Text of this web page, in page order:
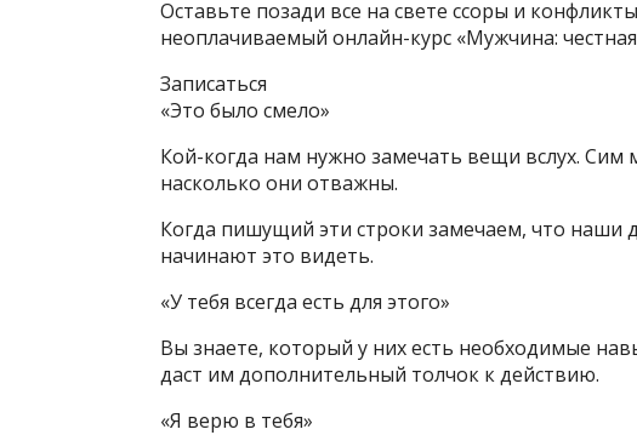
Оставьте позади все на свете ссоры и
неоплачиваемый онлайн-курс «Мужчина:
Записаться
«Это было смело»
Кой-когда нам нужно замечать вещи вслух.
насколько они отважны.
Когда пишущий эти строки замечаем, что наши
начинают это видеть.
«У тебя всегда есть для этого»
Вы знаете, который у них есть необходимые
даст им дополнительный толчок к действию.
«Я верю в тебя»